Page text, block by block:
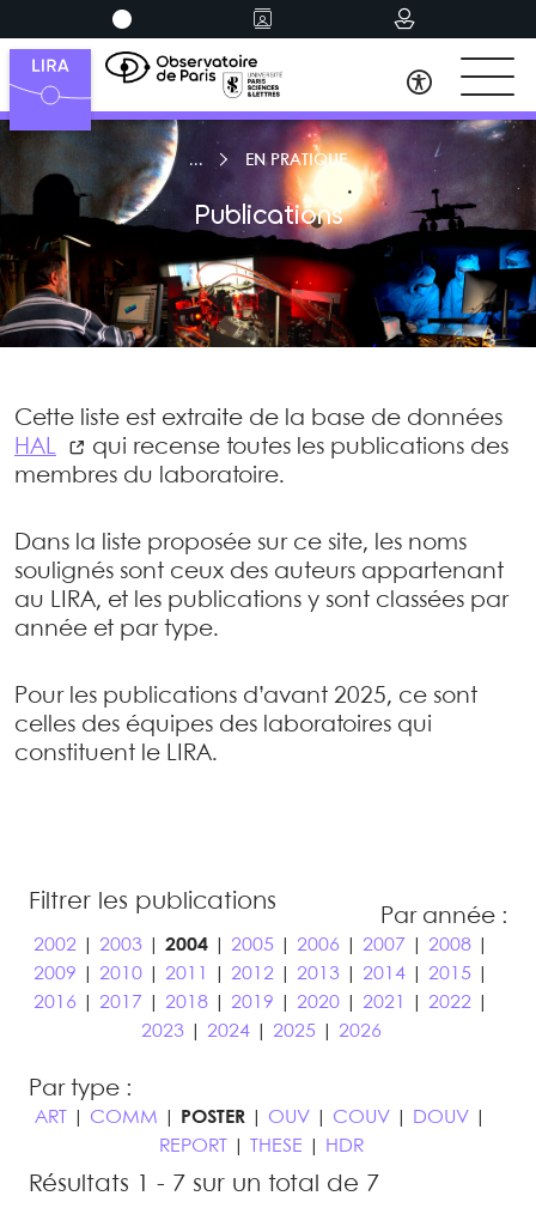
EN PRATIQUE
Publications
Cette liste est extraite de la base de données
HAL
qui recense toutes les publications des
membres du laboratoire.
Dans la liste proposée sur ce site, les noms
soulignés sont ceux des auteurs appartenant
au LIRA, et les publications y sont classées par
année et par type.
Pour les publications d’avant 2025, ce sont
celles des équipes des laboratoires qui
constituent le LIRA.
Filtrer les publications
Par année :
2002| 2003| 2004| 2005| 2006 2007 2008|
2009
2010| 2011 2012| 2013| 2014| 2015|
2016
2017 2018| 2019 2020| 2021 2022|
2023| 2024| 2025| 2026
Par type :
ART COMM POSTER OUV COUV DOUV
REPORT
THESE HDR
Résultats 1 - 7 sur un total de 7